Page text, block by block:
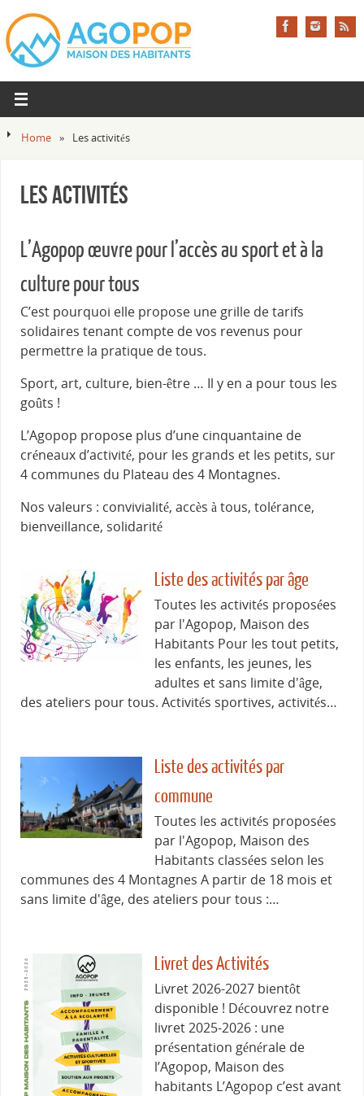
Home » Les activités
Les activités
L’Agopop œuvre pour l’accès au sport et à la
culture pour tous
C’est pourquoi elle propose une grille de tarifs
solidaires tenant compte de vos revenus pour
permettre la pratique de tous.
Sport, art, culture, bien-être … Il y en a pour tous les
goûts !
L’Agopop propose plus d’une cinquantaine de
créneaux d’activité, pour les grands et les petits, sur
4 communes du Plateau des 4 Montagnes.
Nos valeurs : convivialité, accès à tous, tolérance,
bienveillance, solidarité
Liste des activités par âge
Toutes les activités proposées
par l'Agopop, Maison des
Habitants Pour les tout petits,
les enfants, les jeunes, les
adultes et sans limite d'âge,
des ateliers pour tous. Activités sportives, activités…
Liste des activités par
commune
Toutes les activités proposées
par l'Agopop, Maison des
Habitants classées selon les
communes des 4 Montagnes A partir de 18 mois et
sans limite d'âge, des ateliers pour tous :…
Livret des Activités
Livret 2026-2027 bientôt
disponible ! Découvrez notre
livret 2025-2026 : une
présentation générale de
l’Agopop, Maison des
habitants L’Agopop c’est avant